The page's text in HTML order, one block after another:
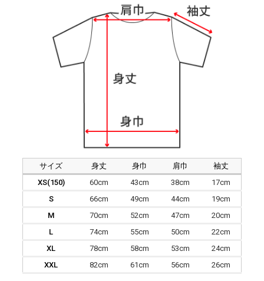
サイズ 身丈 身巾 肩巾
袖丈
XS(150)
60cm 43cm 38cm
17cm
S
66cm 49cm 44cm
19cm
M
70cm 52cm 47cm
20cm
L
74cm 55cm 50cm
22cm
XL
78cm 58cm 53cm
24cm
XXL
82cm 61cm 56cm 26cm